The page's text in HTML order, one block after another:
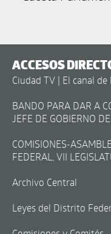
ACCESOS
Ciudad TV | El canal de
BANDO PARA DAR A
JEFE DE GOBIERNO
COMISIONES-
FEDERAL, VII
Archivo Central
Leyes del Distrito